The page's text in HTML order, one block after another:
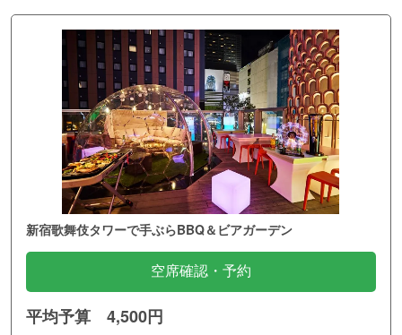
新宿歌舞伎タワーで手ぶらBBQ＆ビアガーデン
空席確認・予約
平均予算 4,500円